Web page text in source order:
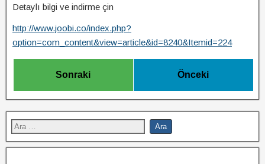
Detaylı bilgi ve indirme çin
http://www.joobi.co/index.php?
option=com_content&view=article&id=8240&Itemid=224
Sonraki Önceki